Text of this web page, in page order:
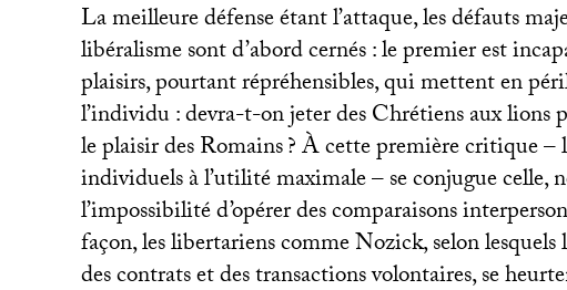
La meilleure défense étant l’attaque, les défauts
libéralisme sont d’abord cernés : le premier est
plaisirs, pourtant répréhensibles, qui mettent en
l’individu : devra-t-on jeter des Chrétiens aux
le plaisir des Romains? À cette première critique –
individuels à l’utilité maximale – se conjugue celle,
l’impossibilité d’opérer des comparaisons
façon, les libertariens comme Nozick, selon
des contrats et des transactions volontaires, se